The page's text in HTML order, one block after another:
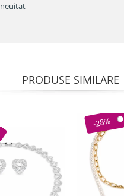
neuitat
PRODUSE SIMILARE
-28%